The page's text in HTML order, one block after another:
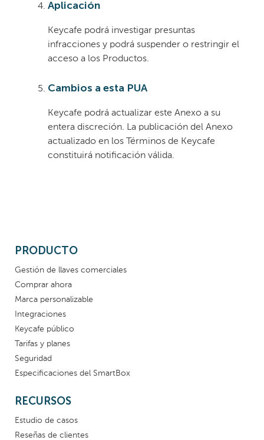
Aplicación
Keycafe podrá investigar presuntas
infracciones y podrá suspender o restringir el
acceso a los Productos.
Cambios a esta PUA
Keycafe podrá actualizar este Anexo a su
entera discreción. La publicación del Anexo
actualizado en los Términos de Keycafe
constituirá notificación válida.
PRODUCTO
Gestión de llaves comerciales
Comprar ahora
Marca personalizable
Integraciones
Keycafe público
Tarifas y planes
Seguridad
Especificaciones del SmartBox
RECURSOS
Estudio de casos
Reseñas de clientes